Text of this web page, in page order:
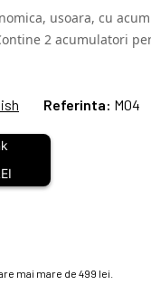
usoara, cu
2 acumulatori
Referinta: M04
mai mare de 499 lei.